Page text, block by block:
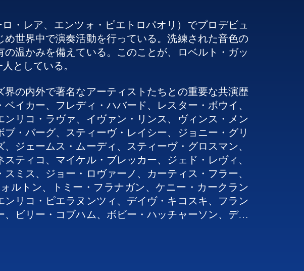
・レア、エンツォ・ピエトロパオリ）でプロデビュ
世界中で演奏活動を行っている。洗練された音色の
温かみを備えている。このことが、ロベルト・ガッ
としている。
の内外で著名なアーティストたちとの重要な共演歴
イカー、フレディ・ハバード、レスター・ボウイ、
リコ・ラヴァ、イヴァン・リンス、ヴィンス・メン
・バーグ、スティーヴ・レイシー、ジョニー・グリ
ジェームス・ムーディ、スティーヴ・グロスマン、
ティコ、マイケル・ブレッカー、ジェド・レヴィ、
ミス、ジョー・ロヴァーノ、カーティス・フラー、
ルトン、トミー・フラナガン、ケニー・カークラン
リコ・ピエラヌンツィ、デイヴ・キコスキ、フラン
ビリー・コブハム、ボビー・ハッチャーソン、ディ